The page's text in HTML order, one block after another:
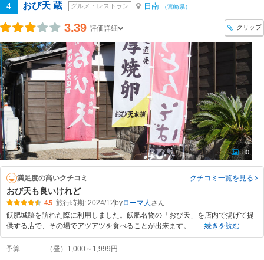
4 おび天 蔵 グルメ・レストラン 日南 （宮崎県）
3.39 評価詳細 クリップ
80
満足度の高いクチコミ クチコミ一覧を見る
おび天も良いけれど
4.5 旅行時期: 2024/12 byローマ人
飫肥城跡を訪れた際に利用しました。飫肥名物の「おび天」を店内で揚げて提
供する店で、その場でアツアツを食べることが出来ます。
続きを読む
予算 （昼）1,000～1,999円